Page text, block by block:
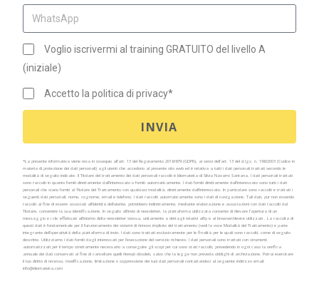
Voglio iscrivermi al training GRATUITO del livello A
(iniziale)
Accetto la politica di privacy*
INVIA
*La presente informativa viene resa in ossequio all’art. 13 del Regolamento 2016/679 (GDPR), ai sensi dell’art. 13 del d.lgs. n. 196/2003 (Codice in
materia di protezione dei dati personali) agli utenti che accedono al presente sito web ed è relativa a tutti i dati personali trattati secondo le
modalità di seguito indicate. Il Titolare del trattamento dei dati personali raccolti è Idiomateka di Silvia Navarro Santana. I dati personali trattati
sono raccolti in quanto forniti direttamente dall’interessato o forniti automaticamente.I dati forniti direttamente dall’interessato sono tutti i dati
personali che siano forniti al Titolare del Trattamento con qualsiasi modalità, direttamente dall’interessato. In particolare sono raccolti e trattati i
seguenti dati personali: nome, cognome, email e telefono.I dati raccolti automaticamente sono i dati di navigazione. Tali dati, pur non essendo
raccolti al fine di essere associati all’identità dell’utente, potrebbero indirettamente, mediante elaborazione e associazioni con dati raccolti dal
Titolare, consentire la sua identificazione. In seguito all’invio di newsletter, la piattaforma utilizzata consente di rilevare l’apertura di un
messaggio e i clic effettuati all’interno della newsletter stessa, unitamente a dettagli relativi all’ip e al browser/device utilizzati . La raccolta di
questi dati è fondamentale per il funzionamento dei sistemi di rinnovo implicito del trattamento (vedi la voce Modalità del Trattamento) e parte
integrante dell’operatività della piattaforma di invio.I dati sono trattati esclusivamente per le finalità per le quali sono raccolti, come di seguito
descritte. Utilizziamo i dati forniti dagli interessati per l’esecuzione del servizio richiesto.I dati personali sono trattati con strumenti
automatizzati per il tempo strettamente necessario a conseguire gli scopi per cui sono stati raccolti, prevedendo in ogni caso la verifica
annuale dei dati conservati al fine di cancellare quelli ritenuti obsoleti, salvo che la legge non preveda obblighi di archiviazione. Potrai esercitare
il tuo diritto di recesso, modificazione, limitazione o soppressione dei tuoi dati personali contattandoci al seguente indirizzo email:
info@idiomateka.com